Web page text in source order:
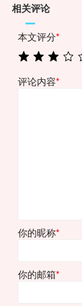
相关评论
本文评分*
评论内容*
你的昵称*
你的邮箱*